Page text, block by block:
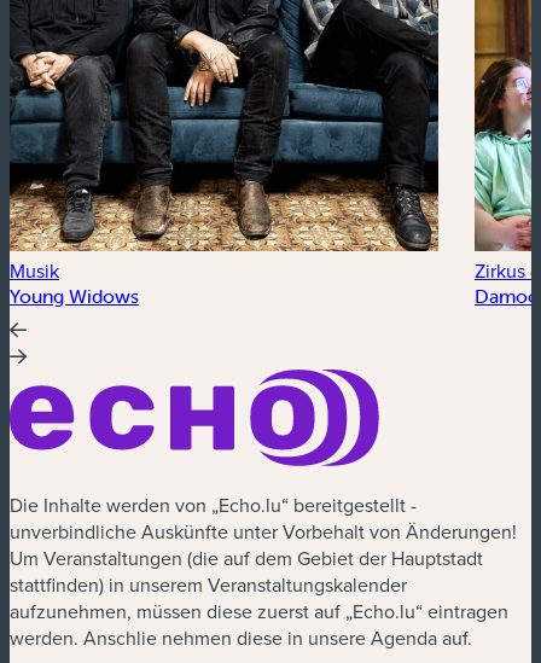
Musik
Young Widows
Zirkus
Die Inhalte werden von „Echo.lu“ bereitgestellt -
unverbindliche Auskünfte unter Vorbehalt von Änderungen!
Um Veranstaltungen (die auf dem Gebiet der Hauptstadt
stattfinden) in unserem Veranstaltungskalender
aufzunehmen, müssen diese zuerst auf „Echo.lu“ eintragen
werden. Anschlie nehmen diese in unsere Agenda auf.